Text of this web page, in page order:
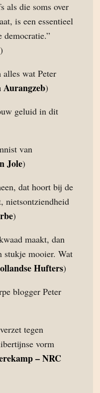
als die soms over
is een essentieel
democratie.”
)
wat Peter
Aurangzeb)
geluid in dit
van
Jole)
dat hoort bij de
nietsontziendheid
)
maakt, dan
stukje mooier. Wat
Hufters)
blogger Peter
tegen
vorm
– NRC